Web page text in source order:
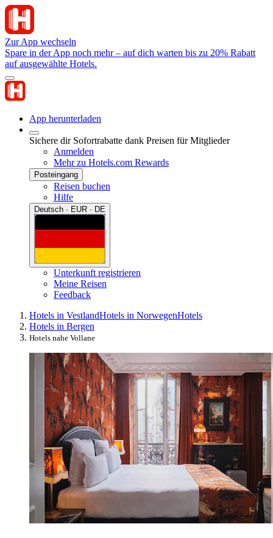
Zur App wechseln
Spare in der App noch mehr – auf dich warten bis zu 20% Rabatt
auf ausgewählte Hotels.
App herunterladen
Sichere dir Sofortrabatte dank Preisen für Mitglieder
Anmelden
Mehr zu Hotels.com Rewards
Posteingang
Reisen buchen
Hilfe
Deutsch · EUR · DE
Unterkunft registrieren
Meine Reisen
Feedback
Hotels in VestlandHotels in NorwegenHotels
Hotels in Bergen
Hotels nahe Vollane